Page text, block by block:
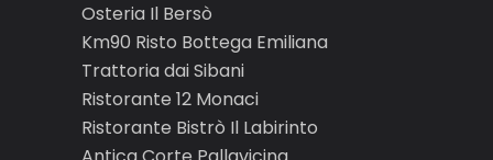
Osteria Il Bersò
Km90 Risto Bottega Emiliana
Trattoria dai Sibani
Ristorante 12 Monaci
Ristorante Bistrò Il Labirinto